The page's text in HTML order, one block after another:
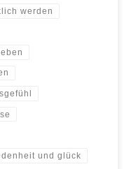
werden
und glück